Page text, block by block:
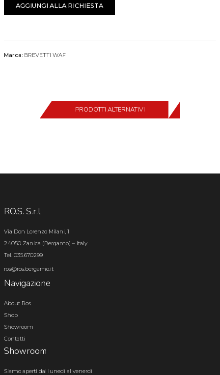
AGGIUNGI ALLA RICHIESTA
Marca: BREVETTI WAF
PRODOTTI ALTERNATIVI
RO.S. S.r.l.
Via Don Lorenzo Milani, 1
24050 Zanica (Bergamo) – Italy
Tel. 035.670299
ros@ros.bergamo.it
Navigazione
About Ros
Shop
Showroom
Contatti
Showroom
Siamo aperti dal lunedì al venerdì